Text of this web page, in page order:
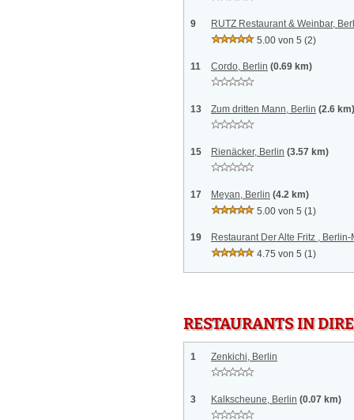
9
RUTZ Restaurant & Weinbar,
5.00 von 5 (2)
11 Cordo, Berlin (0.69 km)
13 Zum dritten Mann, Berlin (2.6 km)
15 Rienäcker, Berlin (3.57 km)
17 Meyan, Berlin (4.2 km)
5.00 von 5 (1)
19
Restaurant Der Alte Fritz , Berlin-
4.75 von 5 (1)
RESTAURANTS IN
1 Zenkichi, Berlin
3 Kalkscheune, Berlin (0.07 km)